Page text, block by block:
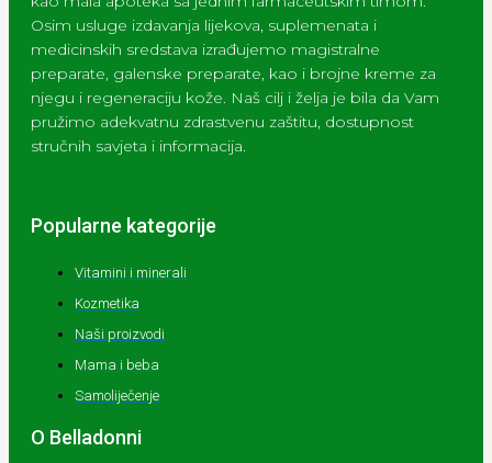
Osim usluge izdavanja lijekova, suplemenata i
medicinskih sredstava izrađujemo magistralne
preparate, galenske preparate, kao i brojne kreme za
njegu i regeneraciju kože. Naš cilj i želja je bila da Vam
pružimo adekvatnu zdrastvenu zaštitu, dostupnost
stručnih savjeta i informacija.
Popularne kategorije
Vitamini i minerali
Kozmetika
Naši proizvodi
Mama i beba
Samoliječenje
O Belladonni